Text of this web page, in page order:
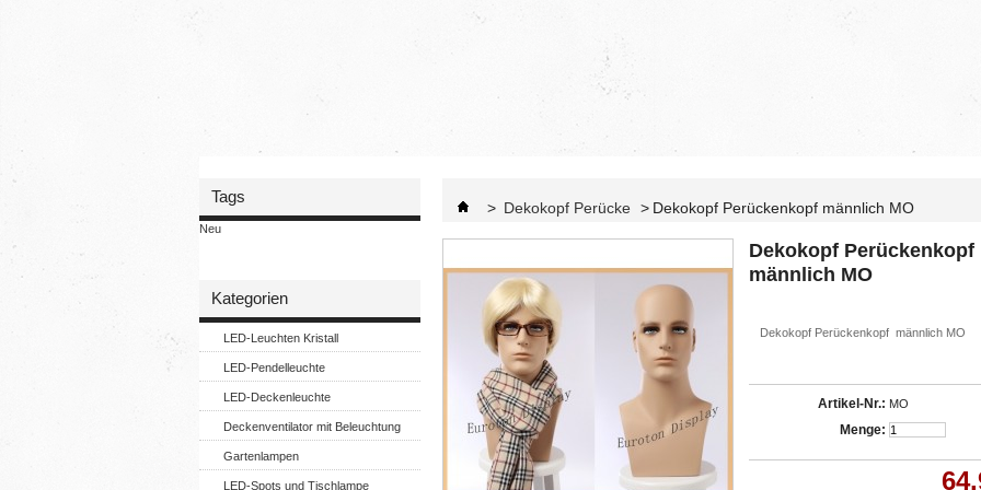
Tags
Neu
Kategorien
LED-Leuchten Kristall
LED-Pendelleuchte
LED-Deckenleuchte
Deckenventilator mit Beleuchtung
Gartenlampen
LED-Spots und Tischlampe
> Dekokopf Perücke > Dekokopf Perückenkopf männlich MO
Dekokopf Perückenkopf
männlich MO
Dekokopf Perückenkopf männlich MO
Artikel-Nr.: MO
Menge: